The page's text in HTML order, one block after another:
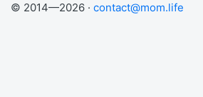
© 2014—2026 · contact@mom.life